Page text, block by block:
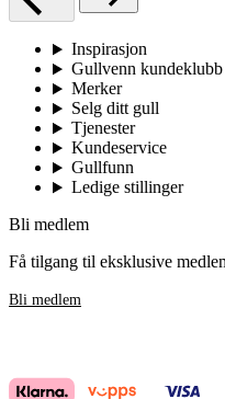
Inspirasjon
Gullvenn kundeklubb
Merker
Selg ditt gull
Tjenester
Kundeservice
Gullfunn
Ledige stillinger
Bli medlem
Få tilgang til eksklusive
Bli medlem